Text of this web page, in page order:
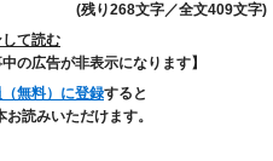
(残り268文字／全文409文字)
して読む
の広告が非表示になります】
無料）に登録すると
読みいただけます。